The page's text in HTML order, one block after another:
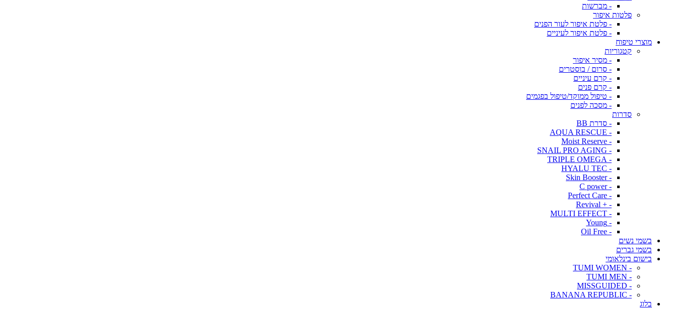
- מברשות
פלטות איפור
- פלטת איפור לעור הפנים
- פלטת איפור לעיניים
מוצרי טיפוח
קטגוריות
- מסיר איפור
- סרום / בוסטרים
- קרם עיניים
- קרם פנים
- טיפול ממוקד/טיפול בפגמים
- מסכה לפנים
סדרות
- סדרת BB
- AQUA RESCUE
- Moist Reserve
- SNAIL PRO AGING
- TRIPLE OMEGA
- HYALU TEC
- Skin Booster
- C power
- Perfect Care
- + Revival
- MULTI EFFECT
- Young
- Oil Free
בשמי נשים
בשמי גברים
בישום בינלאומי
- TUMI WOMEN
- TUMI MEN
- MISSGUIDED
- BANANA REPUBLIC
בלוג